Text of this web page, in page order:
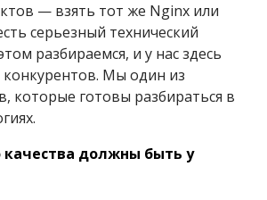
— взять тот же Nginx или
серьезный технический
разбираемся, и у нас здесь
конкурентов. Мы один из
которые готовы разбираться в
должны быть у